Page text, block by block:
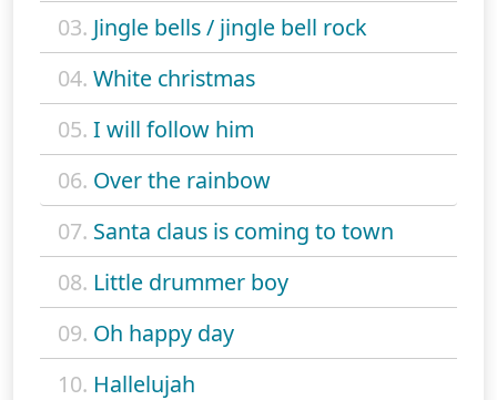
03. Jingle bells / jingle bell rock
04. White christmas
05. I will follow him
06. Over the rainbow
07. Santa claus is coming to town
08. Little drummer boy
09. Oh happy day
10. Hallelujah